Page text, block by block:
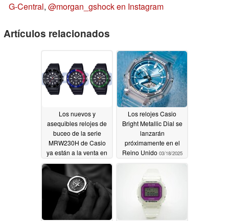
G-Central, @morgan_gshock en Instagram
Artículos relacionados
Los nuevos y
asequibles relojes de
buceo de la serie
MRW230H de Casio
ya están a la venta en
EE.UU03/19/2025
Los relojes Casio
Bright Metallic Dial se
lanzarán
próximamente en el
Reino Unido 03/18/2025